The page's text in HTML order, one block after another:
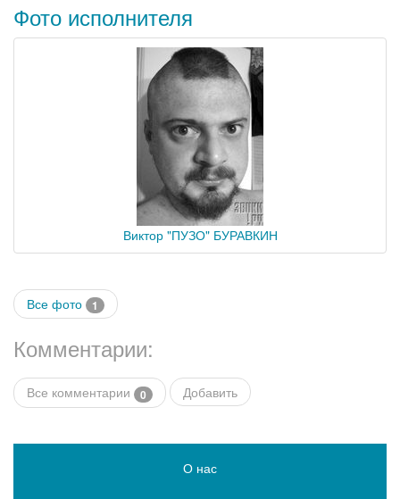
Фото исполнителя
Виктор "ПУЗО" БУРАВКИН
Все фото 1
Комментарии:
Все комментарии 0 Добавить
О нас